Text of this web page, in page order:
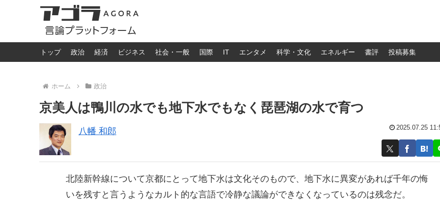
トップ 政治 経済 ビジネス 社会・一般 国際 IT エンタメ 科学・文化 エネルギー 書評 投稿募集
ホーム 政治
京美人は鴨川の水でも地下水でもなく琵琶湖の水で育つ
八幡 和郎 2025.07.25
北陸新幹線について京都にとって地下水は文化そのもので、地下水に異変があれば千年の悔
いを残すと言うようなカルト的な言語で冷静な議論ができなくなっているのは残念だ。